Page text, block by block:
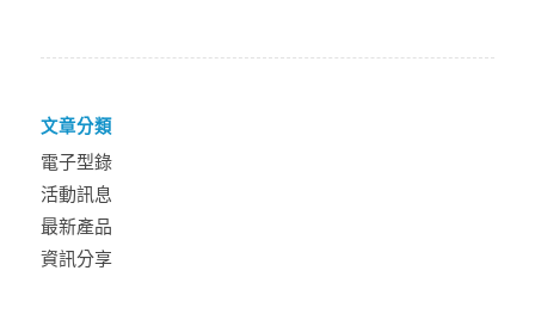
文章分類
電子型錄
活動訊息
最新產品
資訊分享